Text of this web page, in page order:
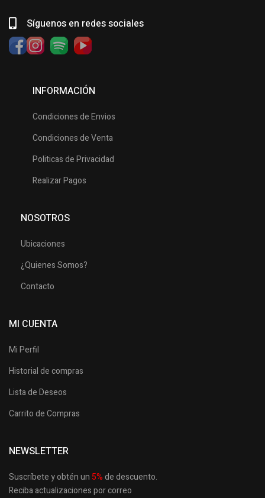
Síguenos en redes sociales
INFORMACIÓN
Condiciones de Envios
Condiciones de Venta
Politicas de Privacidad
Realizar Pagos
NOSOTROS
Ubicaciones
¿Quienes Somos?
Contacto
MI CUENTA
Mi Perfil
Historial de compras
Lista de Deseos
Carrito de Compras
NEWSLETTER
Suscríbete y obtén un 5%de descuento.
Reciba actualizaciones por correo